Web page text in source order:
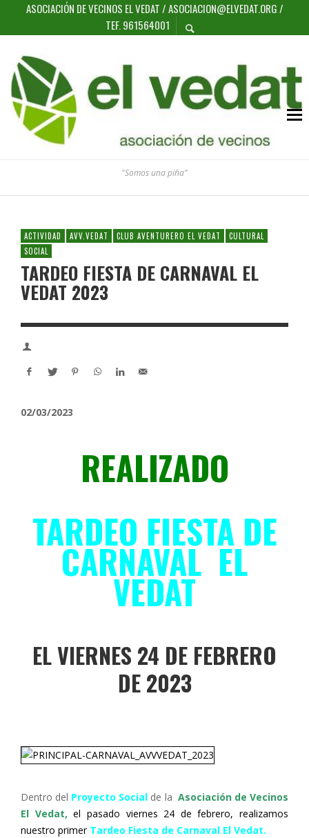
ASOCIACIÓN DE VECINOS EL VEDAT / ASOCIACION@ELVEDAT.ORG /
TEF. 961564001
"Somos una piña"
ACTIVIDAD AVV.VEDAT CLUB AVENTURERO EL VEDAT
CULTURAL
SOCIAL
TARDEO FIESTA DE CARNAVAL EL
VEDAT 2023
02/03/2023
REALIZADO
TARDEO FIESTA DE
CARNAVAL EL
VEDAT
EL VIERNES 24 DE FEBRERO
DE 2023
Dentro del Proyecto Social de la Asociación de Vecinos
El Vedat,el pasado viernes 24 de febrero, realizamos
nuestro primer Tardeo Fiesta de Carnaval El Vedat.